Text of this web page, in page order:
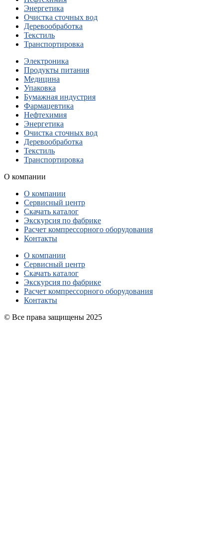
Энергетика
Очистка сточных вод
Деревообработка
Текстиль
Транспортировка
Электроника
Продукты питания
Медицина
Упаковка
Бумажная индустрия
Фармацевтика
Нефтехимия
Энергетика
Очистка сточных вод
Деревообработка
Текстиль
Транспортировка
О компании
О компании
Сервисный центр
Скачать каталог
Экскурсия по фабрике
Расчет компрессорного оборудования
Контакты
О компании
Сервисный центр
Скачать каталог
Экскурсия по фабрике
Расчет компрессорного оборудования
Контакты
© Все права защищены 2025